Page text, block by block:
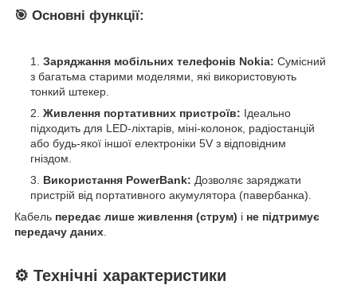
🎯 Основні функції:
Заряджання мобільних телефонів Nokia: Сумісний
з багатьма старими моделями, які використовують
тонкий штекер.
Живлення портативних пристроїв: Ідеально
підходить для LED-ліхтарів, міні-колонок, радіостанцій
або будь-якої іншої електроніки 5V з відповідним
гніздом.
Використання PowerBank: Дозволяє заряджати
пристрій від портативного акумулятора (павербанка).
Кабель передає лише живлення (струм) і не підтримує
передачу даних
⚙️ Технічні характеристики